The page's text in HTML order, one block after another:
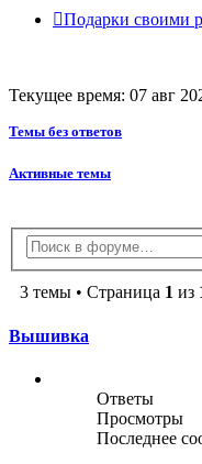
Подарки своими
Текущее время: 07 авг
Темы без ответов
Активные темы
3 темы • Страница 1 из
Вышивка
Ответы
Просмотры
Последнее